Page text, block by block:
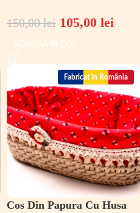
150,00lei 105,00 lei
ADAUGĂ ÎN COȘ
Fabricat în România
Cos Din Papura Cu Husa